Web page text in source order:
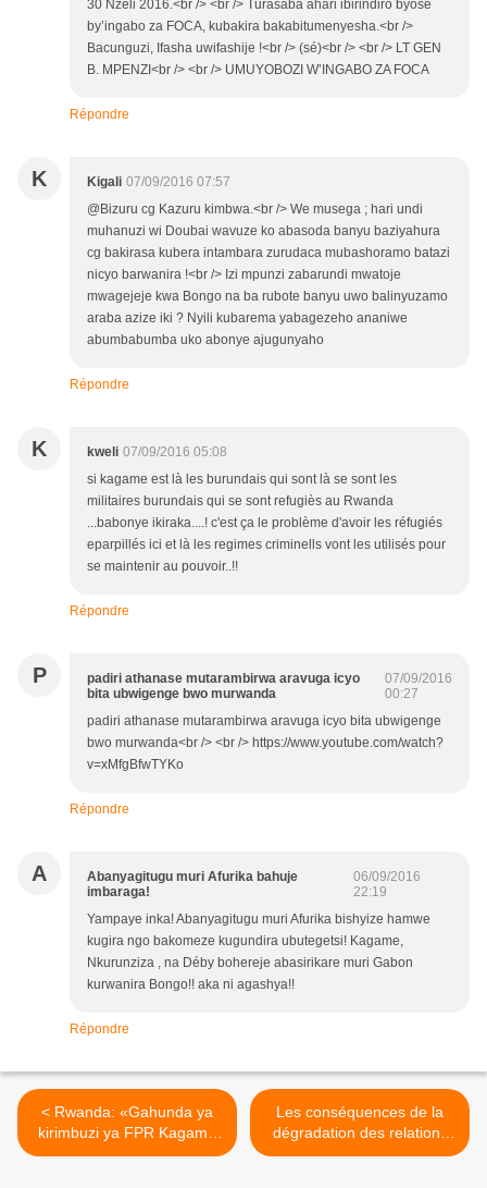
30 Nzeli 2016.<br /> <br /> Turasaba ahari ibirindiro byose
by’ingabo za FOCA, kubakira bakabitumenyesha.<br />
Bacunguzi, Ifasha uwifashije !<br /> (sé)<br /> <br /> LT GEN
B. MPENZI<br /> <br /> UMUYOBOZI W’INGABO ZA FOCA
Répondre
K Kigali 07/09/2016 07:57
@Bizuru cg Kazuru kimbwa.<br /> We musega ; hari undi
muhanuzi wi Doubai wavuze ko abasoda banyu baziyahura
cg bakirasa kubera intambara zurudaca mubashoramo batazi
nicyo barwanira !<br /> Izi mpunzi zabarundi mwatoje
mwagejeje kwa Bongo na ba rubote banyu uwo balinyuzamo
araba azize iki ? Nyili kubarema yabagezeho ananiwe
abumbabumba uko abonye ajugunyaho
Répondre
K kweli 07/09/2016 05:08
si kagame est là les burundais qui sont là se sont les
militaires burundais qui se sont refugiès au Rwanda
...babonye ikiraka....! c'est ça le problème d'avoir les réfugiés
eparpillés ici et là les regimes criminells vont les utilisés pour
se maintenir au pouvoir..!!
Répondre
P
padiri athanase mutarambirwa aravuga icyo
bita ubwigenge bwo murwanda
07/09/2016
00:27
padiri athanase mutarambirwa aravuga icyo bita ubwigenge
bwo murwanda<br /> <br /> https://www.youtube.com/watch?
v=xMfgBfwTYKo
Répondre
A
Abanyagitugu muri Afurika bahuje
imbaraga!
06/09/2016
22:19
Yampaye inka! Abanyagitugu muri Afurika bishyize hamwe
kugira ngo bakomeze kugundira ubutegetsi! Kagame,
Nkurunziza , na Déby bohereje abasirikare muri Gabon
kurwanira Bongo!! aka ni agashya!!
Répondre
< Rwanda: «Gahunda ya
kirimbuzi ya FPR Kagame
yo mu mwaka w’2016 yiswe
Les conséquences de la
dégradation des relations
entre le Rwanda et le